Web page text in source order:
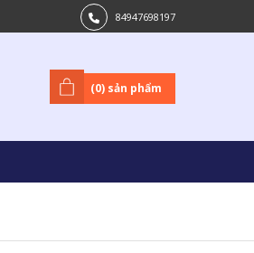
84947698197
(0) sản phẩm